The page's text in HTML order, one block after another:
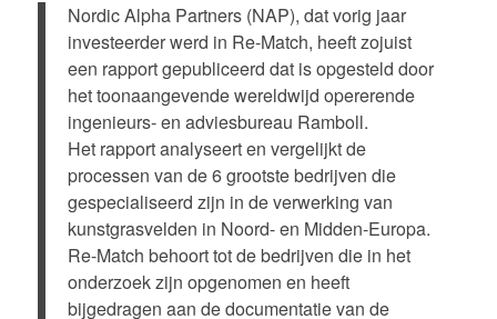
Nordic Alpha Partners (NAP), dat vorig jaar
investeerder werd in Re-Match, heeft zojuist
een rapport gepubliceerd dat is opgesteld door
het toonaangevende wereldwijd opererende
ingenieurs- en adviesbureau Ramboll.
Het rapport analyseert en vergelijkt de
processen van de 6 grootste bedrijven die
gespecialiseerd zijn in de verwerking van
kunstgrasvelden in Noord- en Midden-Europa.
Re-Match behoort tot de bedrijven die in het
onderzoek zijn opgenomen en heeft
bijgedragen aan de documentatie van de